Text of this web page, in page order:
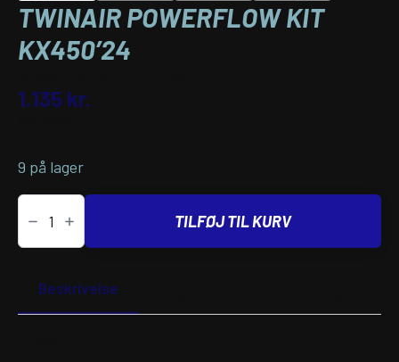
TWINAIR POWERFLOW KIT
KX450’24
1.135 kr.
9 på lager
Twinair
POWERFLOW
KIT
KX450'24
TILFØJ TIL KURV
Beskrivelse